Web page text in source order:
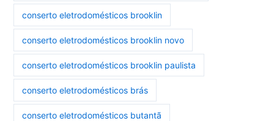
conserto eletrodomésticos brooklin
conserto eletrodomésticos brooklin novo
conserto eletrodomésticos brooklin paulista
conserto eletrodomésticos brás
conserto eletrodomésticos butantã